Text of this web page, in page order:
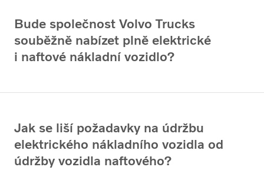
Bude společnost Volvo Trucks
souběžně nabízet plně elektrické
i naftové nákladní vozidlo?
Jak se liší požadavky na údržbu
elektrického nákladního vozidla od
údržby vozidla naftového?